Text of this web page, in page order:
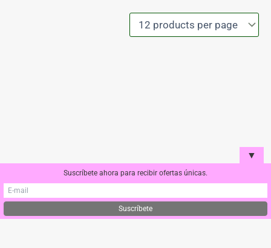
Condiciones de compra y Envío
▼
Suscríbete ahora para recibir ofertas únicas.